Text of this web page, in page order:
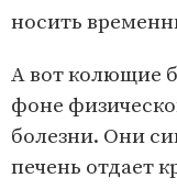
носить
А вот колющие
фоне
болезни. Они
печень отдает